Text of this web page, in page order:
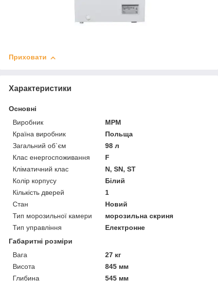
Приховати
Характеристики
Основні
Виробник
MPM
Країна виробник
Польща
Загальний об`єм
98 л
Клас енергоспоживання
F
Кліматичний клас
N, SN, ST
Колір корпусу
Білий
Кількість дверей
1
Стан
Новий
Тип морозильної камери
морозильна скриня
Тип управління
Електронне
Габаритні розміри
Вага
27 кг
Висота
845 мм
Глибина
545 мм